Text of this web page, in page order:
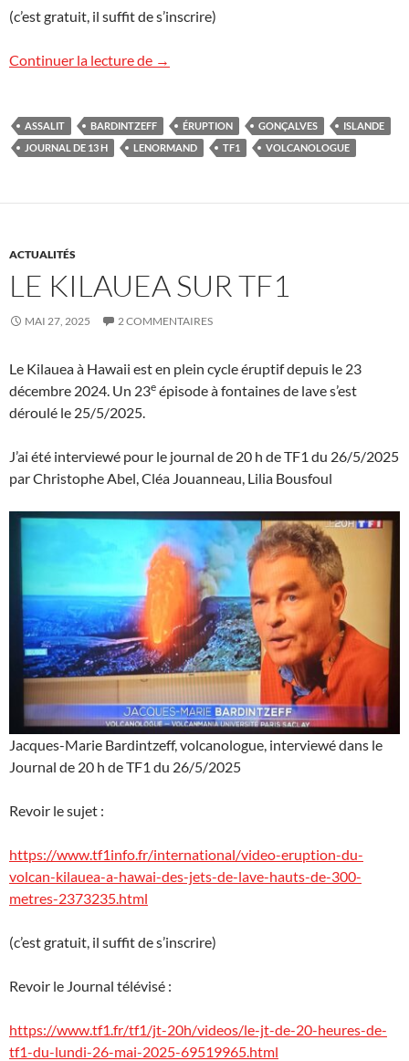
(c’est gratuit, il suffit de s’inscrire)
Continuer la lecture de L‘éruption islandaise sur TF1
→
ASSALIT BARDINTZEFF ÉRUPTION GONÇALVES
ISLANDE
JOURNAL DE 13 H
LENORMAND TF1 VOLCANOLOGUE
ACTUALITÉS
LE KILAUEA SUR TF1
MAI 27, 2025 2 COMMENTAIRES
Le Kilauea à Hawaii est en plein cycle éruptif depuis le 23
décembre 2024. Un 23e épisode à fontaines de lave s’est
déroulé le 25/5/2025.
J’ai été interviewé pour le journal de 20 h de TF1 du 26/5/2025
par Christophe Abel, Cléa Jouanneau, Lilia Bousfoul
Jacques-Marie Bardintzeff, volcanologue, interviewé dans le
Journal de 20 h de TF1 du 26/5/2025
Revoir le sujet :
https://www.tf1info.fr/international/video-eruption-du-
volcan-kilauea-a-hawai-des-jets-de-lave-hauts-de-300-
metres-2373235.html
(c’est gratuit, il suffit de s’inscrire)
Revoir le Journal télévisé :
https://www.tf1.fr/tf1/jt-20h/videos/le-jt-de-20-heures-de-
tf1-du-lundi-26-mai-2025-69519965.html